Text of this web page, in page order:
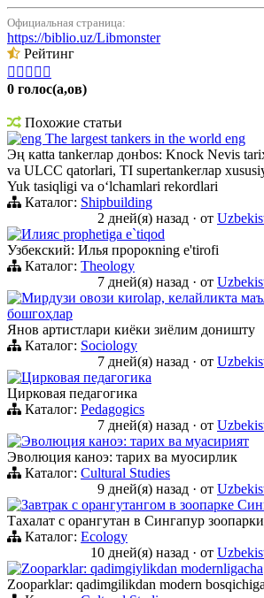
Официальная страница:
https://biblio.uz/Libmonster
Рейтинг
    
0 голос(а,ов)
Похожие статьи
eng The largest tankers in the world eng
Эң кatta tankerлар донbos: Knock Nevis
va ULCC qatorlari, TI supertankerлар
Yuk tasiqligi va oʻlchamlari rekordlari
Каталог: Shipbuilding
2 дней(я) назад · от
Илияс prophetiga e`tiqod
Узбекский: Илья пророкning e'tirofi
Каталог: Theology
7 дней(я) назад · от
Мирдузи овози киrolар, келайликта
бошгоҳлар
Янов артистлари киёки зиёлим доништу
Каталог: Sociology
7 дней(я) назад · от
Цирковая педагогика
Цирковая педагогика
Каталог: Pedagogics
7 дней(я) назад · от
Эволюция каноэ: тарих ва муасирият
Эволюция каноэ: тарих ва муосирлик
Каталог: Cultural Studies
9 дней(я) назад · от
Завтрак с орангутангом в зоопарке
Тахалат с орангутан в Сингапур
Каталог: Ecology
10 дней(я) назад · от
Zooparklar: qadimgiylikdan modernligacha
Zooparklar: qadimgilikdan modern